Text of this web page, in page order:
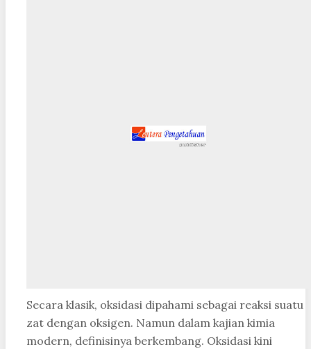
Secara klasik, oksidasi dipahami sebagai reaksi suatu
zat dengan oksigen. Namun dalam kajian kimia
modern, definisinya berkembang. Oksidasi kini